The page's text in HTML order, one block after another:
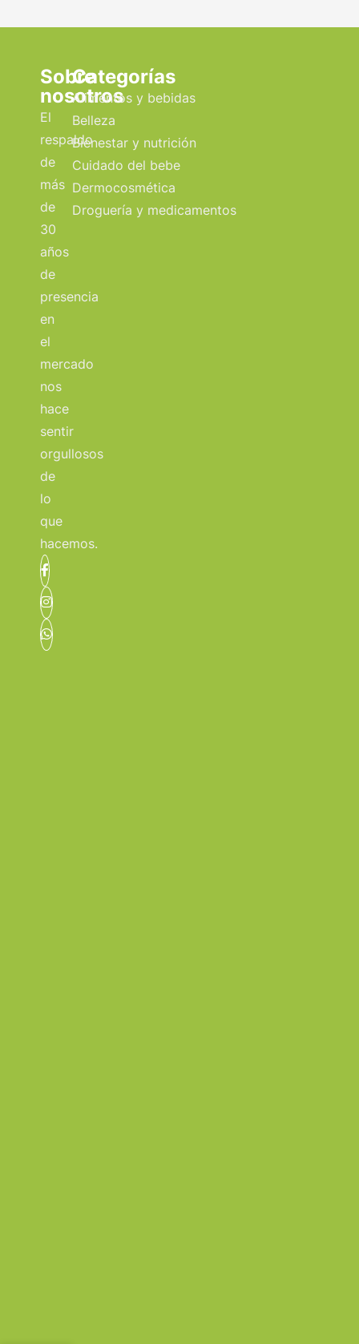
Sobre
nosotros
El
respaldo
de
más
de
30
años
de
presencia
en
el
mercado
nos
hace
sentir
orgullosos
de
lo
que
hacemos.
Categorías
Alimentos y bebidas
Belleza
Bienestar y nutrición
Cuidado del bebe
Dermocosmética
Droguería y medicamentos